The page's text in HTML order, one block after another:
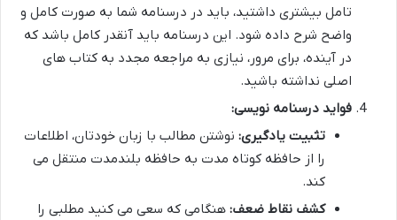
تامل بیشتری داشتید، باید در درسنامه شما به صورت کامل و
واضح شرح داده شود. این درسنامه باید آنقدر کامل باشد که
در آینده، برای مرور، نیازی به مراجعه مجدد به کتاب های
اصلی نداشته باشید.
فواید درسنامه نویسی:
تثبیت یادگیری: نوشتن مطالب با زبان خودتان، اطلاعات
را از حافظه کوتاه مدت به حافظه بلندمدت منتقل می
کند.
کشف نقاط ضعف: هنگامی که سعی می کنید مطلبی را